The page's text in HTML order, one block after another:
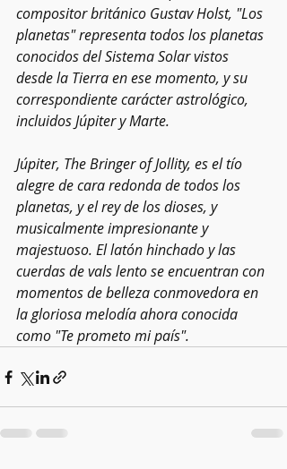
compositor británico Gustav Holst, "Los
planetas" representa todos los planetas
conocidos del Sistema Solar vistos
desde la Tierra en ese momento, y su
correspondiente carácter astrológico,
incluidos Júpiter y Marte.
Júpiter, The Bringer of Jollity, es el tío
alegre de cara redonda de todos los
planetas, y el rey de los dioses, y
musicalmente impresionante y
majestuoso. El latón hinchado y las
cuerdas de vals lento se encuentran con
momentos de belleza conmovedora en
la gloriosa melodía ahora conocida
como "Te prometo mi país".